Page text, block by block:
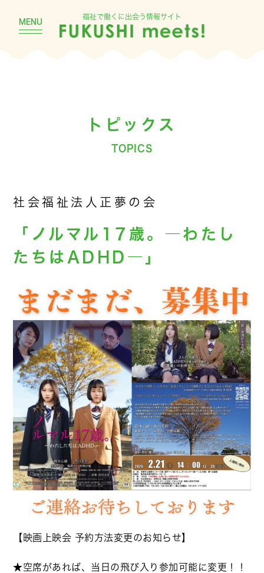
MENU
福祉で働くに出会う情報サイト
トピックス
TOPICS
社会福祉法人正夢の会
「ノルマル17歳。―わたし
たちはADHD―」
【映画上映会 予約方法変更のお知らせ】
★空席があれば、当日の飛び入り参加可能に変更！！